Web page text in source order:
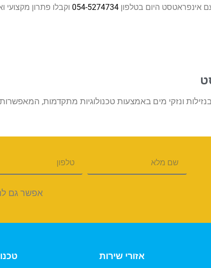
אינפראטסט היום בטלפון 054-5274734 וקבלו פתרון מקצועי
ונזקי מים באמצעות טכנולוגיות מתקדמות,
אפשר גם
אזורי שירות